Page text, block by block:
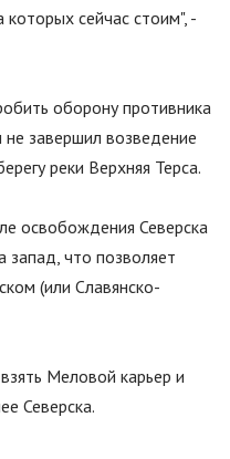
которых сейчас стоим", -
оборону противника
завершил возведение
реки Верхняя Терса.
освобождения Северска
запад, что позволяет
(или Славянско-
Меловой карьер и
Северска.